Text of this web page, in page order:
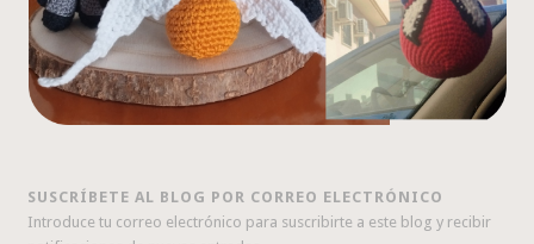
SUSCRÍBETE AL BLOG POR CORREO ELECTRÓNICO
Introduce tu correo electrónico para suscribirte a este blog y recibir